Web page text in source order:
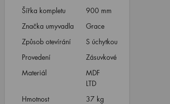
Šířka kompletu
900 mm
Značka umyvadla
Grace
Způsob otevírání
S úchytkou
Provedení
Zásuvkové
Materiál
MDF
LTD
Hmotnost
37 kg